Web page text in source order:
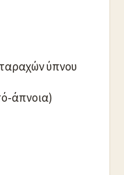
ύπνου
άπνοια)